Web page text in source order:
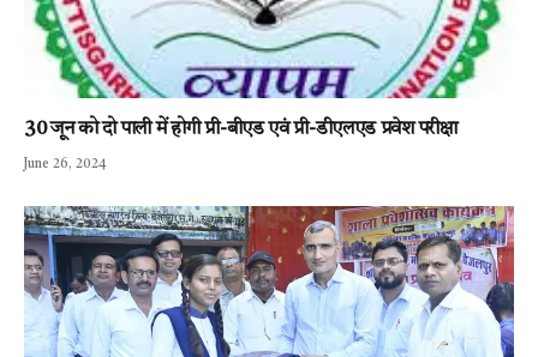
30 जून को दो पाली में होगी प्री-बीएड एवं प्री-डीएलएड प्रवेश परीक्षा
June 26, 2024